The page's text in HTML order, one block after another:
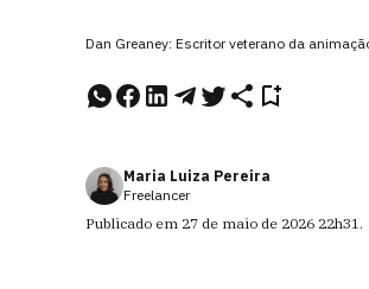
Dan Greaney: Escritor veterano da
Maria Luiza Pereira
Freelancer
Publicado em 27 de maio de 2026 22h31.